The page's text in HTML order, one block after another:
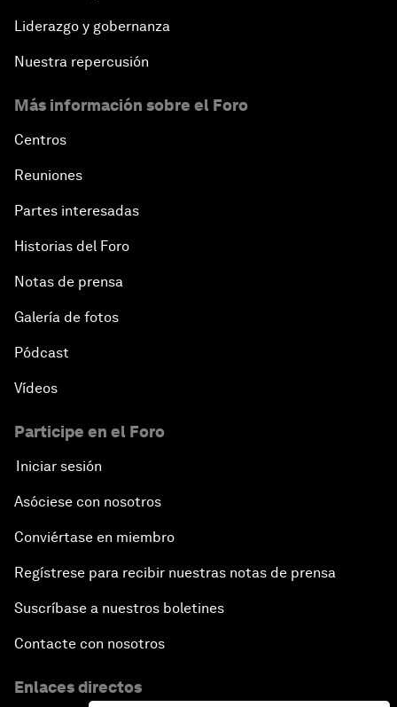
Liderazgo y gobernanza
Nuestra repercusión
Más información sobre el Foro
Centros
Reuniones
Partes interesadas
Historias del Foro
Notas de prensa
Galería de fotos
Pódcast
Vídeos
Participe en el Foro
Iniciar sesión
Asóciese con nosotros
Conviértase en miembro
Regístrese para recibir nuestras notas de prensa
Suscríbase a nuestros boletines
Contacte con nosotros
Enlaces directos